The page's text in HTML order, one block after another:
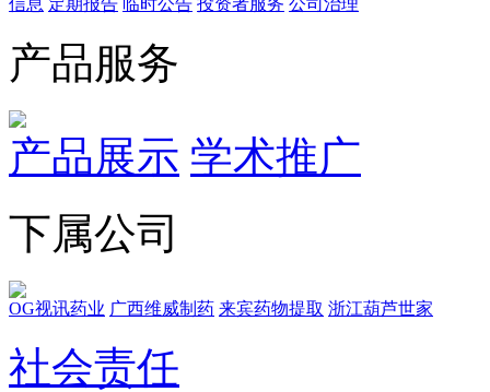
信息 定期报告 临时公告 投资者服务 公司治理
产品服务
产品展示 学术推广
下属公司
OG视讯药业 广西维威制药 来宾药物提取 浙江葫芦世家
社会责任